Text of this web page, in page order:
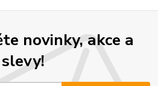
novinky, akce a
slevy!